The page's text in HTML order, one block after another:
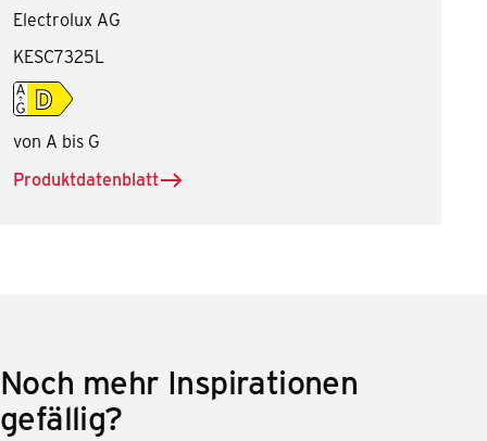
Electrolux AG
KESC7325L
von A bis G
Produktdatenblatt
herunterladen für Geschirrspüler
Noch mehr Inspirationen
gefällig?